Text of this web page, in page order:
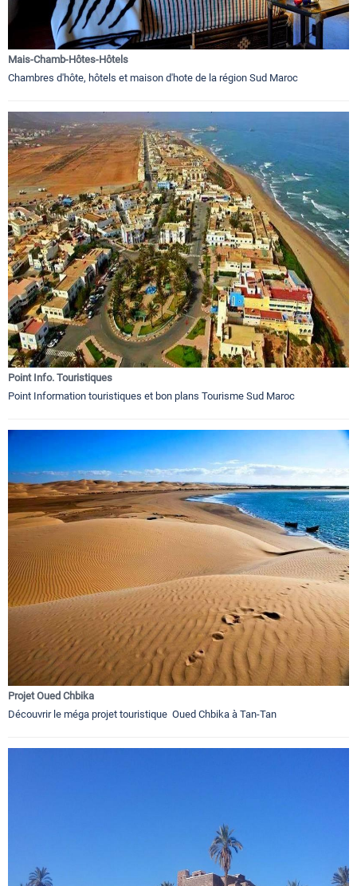
Mais-Chamb-Hôtes-Hôtels
Chambres d'hôte, hôtels et maison d'hote de la région Sud Maroc
Point Info. Touristiques
Point Information touristiques et bon plans Tourisme Sud Maroc
Projet Oued Chbika
Découvrir le méga projet touristique Oued Chbika à Tan-Tan